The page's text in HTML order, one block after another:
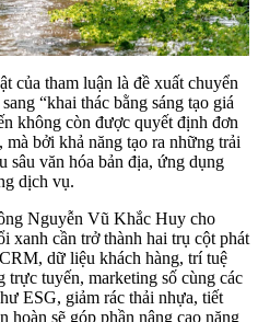
của tham luận là đề xuất chuyển
“khai thác bằng sáng tạo giá
không còn được quyết định đơn
bởi khả năng tạo ra những trải
sâu văn hóa bản địa, ứng dụng
dịch vụ.
Nguyễn Vũ Khắc Huy cho
xanh cần trở thành hai trụ cột phát
dữ liệu khách hàng, trí tuệ
trực tuyến, marketing số cùng các
ESG, giảm rác thải nhựa, tiết
hoàn sẽ góp phần nâng cao năng